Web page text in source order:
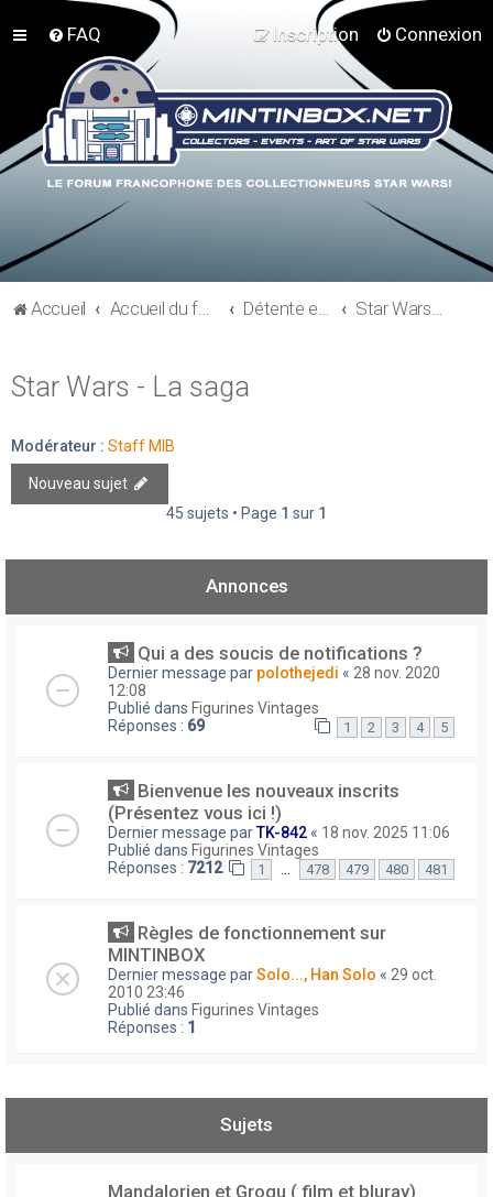
FAQ Connexion
Inscription
Accueil Accueil du forum Détente et communauté Mint In Box Star Wars - La saga
Star Wars - La saga
Modérateur : Staff MIB
Nouveau sujet
45 sujets • Page 1 sur 1
Annonces
Qui a des soucis de notifications ?
Dernier message par polothejedi « 28 nov. 2020
12:08
Publié dans Figurines Vintages
Réponses : 69 1 2 3 4 5
Bienvenue les nouveaux inscrits
(Présentez vous ici !)
Dernier message parTK-842 « 18 nov. 2025 11:06
Publié dans Figurines Vintages
Réponses : 7212 1 … 478 479 480 481
Règles de fonctionnement sur
MINTINBOX
Dernier message parSolo..., Han Solo « 29 oct.
2010 23:46
Publié dans Figurines Vintages
Réponses : 1
Sujets
Mandalorien et Grogu ( film et bluray)